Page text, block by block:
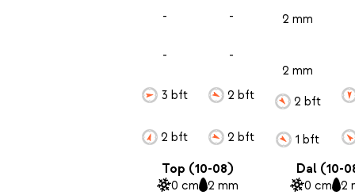
-
-
3 bft
2 bft
-
-
2 bft
2 bft
2 mm
2 mm
2 bft
1 bft
Top (10-08)
0 cm 2 mm
Dal (10-
0 cm 2